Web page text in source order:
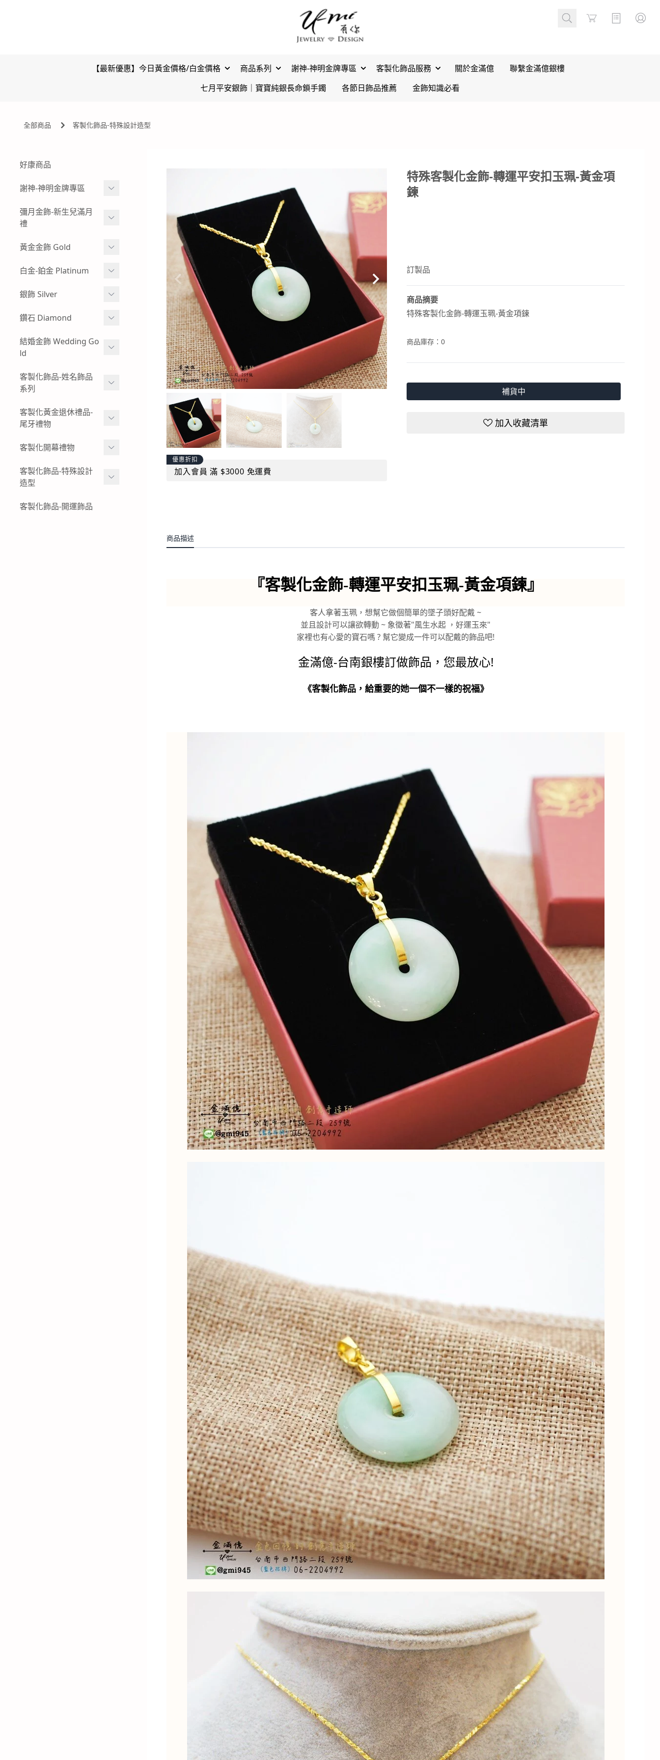
Cart
【最新優惠】今日黃金價格/白金價格 商品系列 謝神-神明金牌專區 客製化飾品服務 關於金滿億
聯繫金滿億銀樓
七月平安銀飾｜寶寶純銀長命鎖手鐲
各節日飾品推薦 金飾知識必看
全部商品 客製化飾品-特殊設計造型
好康商品
謝神-神明金牌專區
雙面壓克力浮字款-神明金
牌
玻璃框、木框樣式-黃金神
明金牌
其他特殊樣式-黃金神明金
項鍊
彌月金飾-新生兒滿月
禮
彌月金飾 生肖
彌月金飾 手鍊
彌月金飾 項鍊
彌月金飾 禮盒
黃金金飾 Gold
蠶絲蠟線系列
黃金耳環
黃金金塊-黃金擺飾
男生黃金手鍊-黃金手環
女生黃金手鍊-黃金手環
男生黃金項鍊
女生黃金項鍊
女生黃金小套鍊
黃金墜子-黃金吊墜
女生黃金戒指
白金-鉑金 Platinum
白金耳環
男生白金項鍊
白金手鍊-手環
白金戒指-對戒
銀飾 Silver
小朋友純銀手環
小朋友純銀手鍊
純銀墜飾
男生純銀項鍊
鑽石 Diamond
鑽石手鍊
鑽石戒指
鑽石項鍊-鑽石墜飾
商品
結婚金飾 Wedding Go
ld
結婚金飾套組-寬面款
結婚金飾套組-幸運草
結婚金飾套組-愛心
結婚金飾套組-花草
結婚金飾套組-蝴蝶
結婚金飾套組-龍鳳
客製化飾品-姓名飾品
系列
黃金姓名項鍊-墜飾
黃金姓名手鍊
黃金姓名戒指
K金與白金姓名項鍊-墜飾-
戒指
純銀姓名項鍊-墜飾-戒指
客製化黃金退休禮品-
尾牙禮物
金幣
黃金水晶擺件
黃金木框擺件
黃金獎狀-絨沙金立體擺件
客製化開幕禮物
黃金擺件-絨沙金擺件
公司logo 品牌
現貨商品-黃金擺飾
客製化飾品-特殊設計
造型
特殊客製化飾品-黃金鑰匙
客製化飾品-開運飾品
優惠折扣
加入會員 滿 $3000 免運費
特殊客製化金飾-轉運平安扣玉珮-黃金項
鍊
訂製品
商品摘要
特殊客製化金飾-轉運玉珮-黃金項鍊
商品庫存：0
補貨中
加入收藏清單
商品描述
『客製化金飾-轉運平安扣玉珮-黃金項鍊』
客人拿著玉珮，想幫它做個簡單的墜子頭好配戴 ~
並且設計可以讓欲轉動 ~ 象徵著"風生水起 ，好運玉來"
家裡也有心愛的寶石嗎 ? 幫它變成一件可以配戴的飾品吧!
金滿億-台南銀樓訂做飾品，您最放心!
《客製化飾品，給重要的她一個不一樣的祝福》